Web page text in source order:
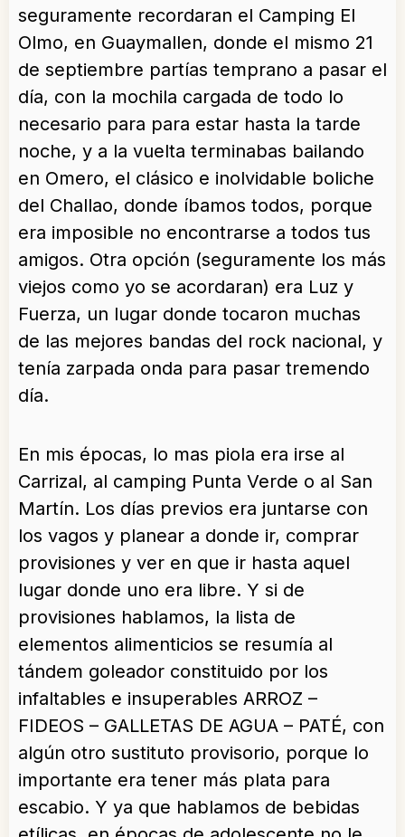
seguramente recordaran el Camping El
Olmo, en Guaymallen, donde el mismo 21
de septiembre partías temprano a pasar el
día, con la mochila cargada de todo lo
necesario para para estar hasta la tarde
noche, y a la vuelta terminabas bailando
en Omero, el clásico e inolvidable boliche
del Challao, donde íbamos todos, porque
era imposible no encontrarse a todos tus
amigos. Otra opción (seguramente los más
viejos como yo se acordaran) era Luz y
Fuerza, un lugar donde tocaron muchas
de las mejores bandas del rock nacional, y
tenía zarpada onda para pasar tremendo
día.
En mis épocas, lo mas piola era irse al
Carrizal, al camping Punta Verde o al San
Martín. Los días previos era juntarse con
los vagos y planear a donde ir, comprar
provisiones y ver en que ir hasta aquel
lugar donde uno era libre. Y si de
provisiones hablamos, la lista de
elementos alimenticios se resumía al
tándem goleador constituido por los
infaltables e insuperables ARROZ –
FIDEOS – GALLETAS DE AGUA – PATÉ, con
algún otro sustituto provisorio, porque lo
importante era tener más plata para
escabio. Y ya que hablamos de bebidas